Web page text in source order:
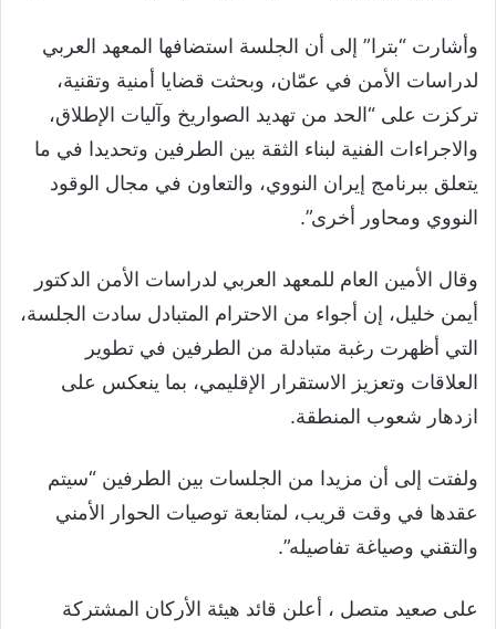
وأشارت “بترا” إلى أن الجلسة استضافها المعهد العربي
لدراسات الأمن في عمّان، وبحثت قضايا أمنية وتقنية،
تركزت على “الحد من تهديد الصواريخ وآليات الإطلاق،
والاجراءات الفنية لبناء الثقة بين الطرفين وتحديدا في ما
يتعلق ببرنامج إيران النووي، والتعاون في مجال الوقود
النووي ومحاور أخرى”.
وقال الأمين العام للمعهد العربي لدراسات الأمن الدكتور
أيمن خليل، إن أجواء من الاحترام المتبادل سادت الجلسة،
التي أظهرت رغبة متبادلة من الطرفين في تطوير
العلاقات وتعزيز الاستقرار الإقليمي، بما ينعكس على
ازدهار شعوب المنطقة.
ولفتت إلى أن مزيدا من الجلسات بين الطرفين “سيتم
عقدها في وقت قريب، لمتابعة توصيات الحوار الأمني
والتقني وصياغة تفاصيله”.
على صعيد متصل ، أعلن قائد هيئة الأركان المشتركة